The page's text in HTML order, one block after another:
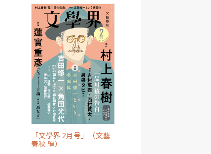
「文學界 2月号」（文藝
春秋 編）